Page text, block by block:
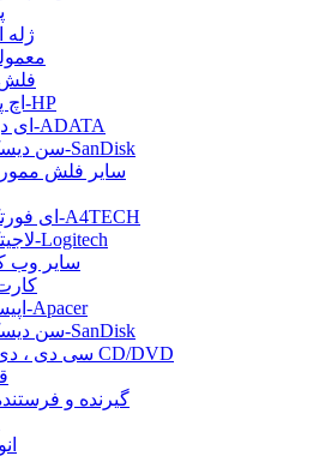
ژله
اچ پی-HP
ای دیتا-ADATA
سن دیسک-SanDisk
سایر فلش
ای فورتک-A4TECH
لاجیتک-Logitech
سایر وب
اپیسر-Apacer
سن دیسک-SanDisk
سی دی ، دی وی دی CD/DVD
گیرنده و